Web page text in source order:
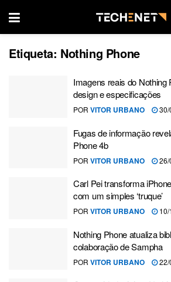
Etiqueta: Nothing Phone
Imagens reais do
design e especificações
POR VITOR URBANO 30/
Fugas de informação
Phone 4b
POR VITOR URBANO 26/
Carl Pei transforma
com um simples ‘truque’
POR VITOR URBANO 10/
Nothing Phone atualiza
colaboração de Sampha
POR VITOR URBANO 22/